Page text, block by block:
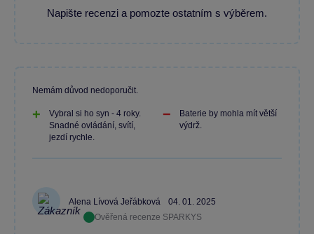
Napište recenzi a pomozte ostatním s výběrem.
Alena Lívová Jeřábková
04. 01. 2025
Ověřená recenze SPARKYS
Nemám důvod nedoporučit.
Vybral si ho syn - 4 roky.
Snadné ovládání, svítí,
jezdí rychle.
Baterie by mohla mít větší
výdrž.